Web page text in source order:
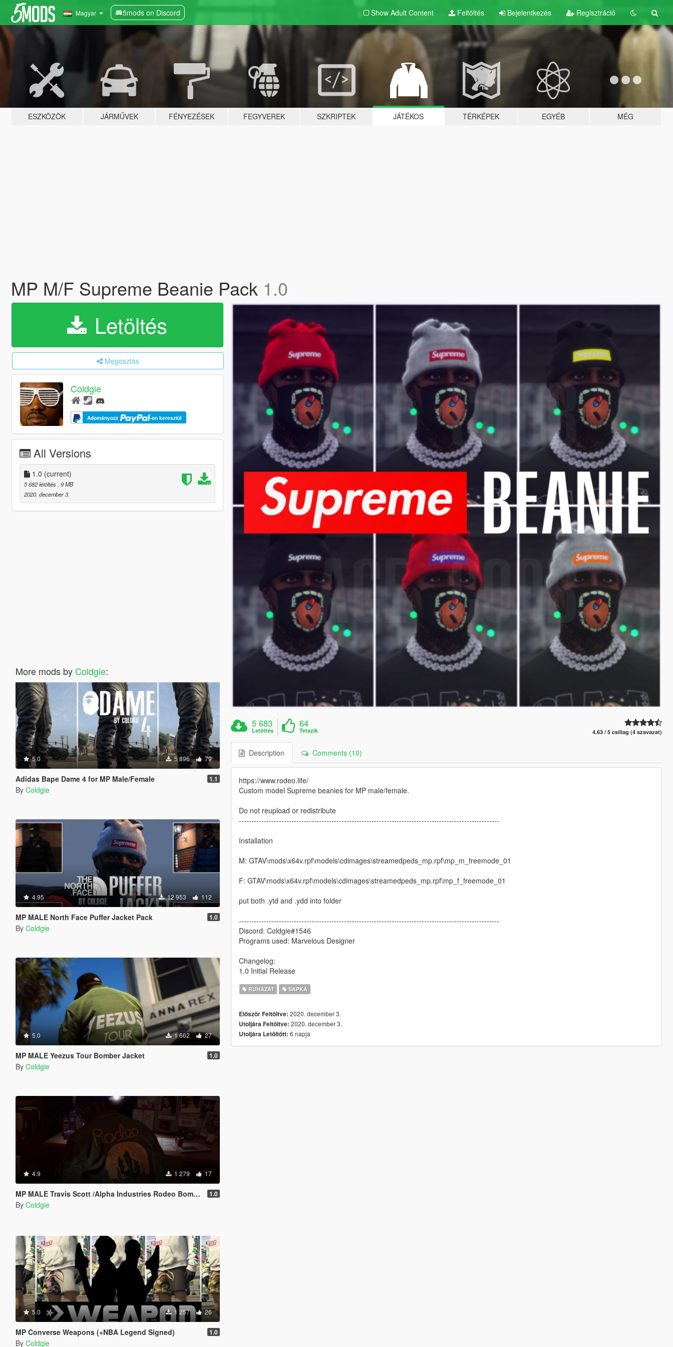
Magyar 5mods on Discord Show Adult Content Feltöltés Bejelentkezés Regisztráció
ESZKÖZÖK JÁRMŰVEK FÉNYEZÉSEK FEGYVEREK SZKRIPTEK JÁTÉKOS TÉRKÉPEK EGYÉB MÉG
MP M/F Supreme Beanie Pack 1.0
Letöltés
Megosztás
Coldgie
Adományozz -on keresztül
All Versions
1.0 (current)
5 682 letöltés , 9 MB
2020. december 3.
More mods by Coldgie:
5.0 5 896 79
Adidas Bape Dame 4 for MP Male/Female 1.1
By Coldgie
4.95 12 953 112
MP MALE North Face Puffer Jacket Pack 1.0
By Coldgie
5.0 1 662 27
MP MALE Yeezus Tour Bomber Jacket 1.0
By Coldgie
4.9 1 279 17
MP MALE Travis Scott /Alpha Industries Rodeo Bomber Jacket 1.0
By Coldgie
5.0 1 257 26
MP Converse Weapons (+NBA Legend Signed) 1.0
By Coldgie
5 683
Letöltés
64
Tetszik 4.63 / 5 csillag (4 szavazat)
Description Comments (10)
https://www.rodeo.life/
Custom model Supreme beanies for MP male/female.
Do not reupload or redistribute
--------------------------------------------------------------------------------------------------------
Installation
M: GTAV\mods\x64v.rpf\models\cdimages\streamedpeds_mp.rpf\mp_m_freemode_01
F: GTAV\mods\x64v.rpf\models\cdimages\streamedpeds_mp.rpf\mp_f_freemode_01
put both .ytd and .ydd into folder
--------------------------------------------------------------------------------------------------------
Discord: Coldgie#1546
Programs used: Marvelous Designer
Changelog:
1.0 Initial Release
RUHÁZAT SAPKA
Először Feltöltve: 2020. december 3.
Utoljára Feltöltve: 2020. december 3.
Utoljára Letöltött: 6 napja